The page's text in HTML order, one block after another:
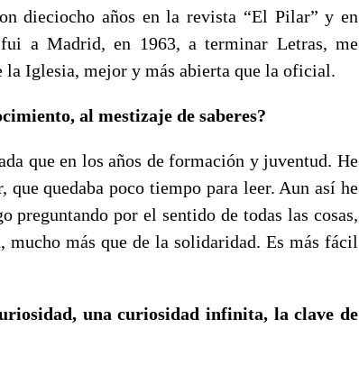
dieciocho años en la revista “El Pilar” y en
a Madrid, en 1963, a terminar Letras, me
la Iglesia, mejor y más abierta que la oficial.
al mestizaje de saberes?
que en los años de formación y juventud. He
quedaba poco tiempo para leer. Aun así he
preguntando por el sentido de todas las cosas,
mucho más que de la solidaridad. Es más fácil
una curiosidad infinita, la clave de